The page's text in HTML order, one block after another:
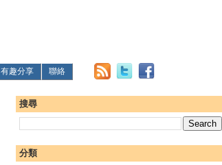
有趣分享 聯絡
搜尋
分類